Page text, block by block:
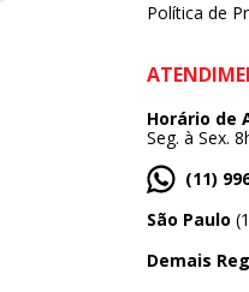
Política de
Horário de
Seg. à Sex.
(11)
São Paulo
Demais